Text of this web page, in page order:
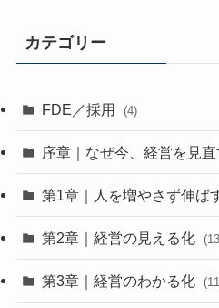
カテゴリー
FDE／採用 (4)
序章｜なぜ今、経営を見
第1章｜人を増やさず伸ば
第2章｜経営の見える化
第3章｜経営のわかる化